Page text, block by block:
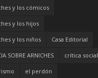
y los cómicos
y los hijos
y los niños Casa Editorial
SOBRE ARNICHES crítica social.
el perdón